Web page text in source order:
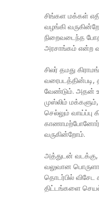
சிங்கள மக்கள்
வழங்கி
நிறைவடைந்த
அரசாங்கம் என்ற
சிலர் தமது
வரைபடத்தின்படி,
வேண்டும். அதன்
முஸ்லிம்
செல்லும்
காணாமற்போனோர்
வருகின்றோம்.
அத்துடன் வடக்கு,
வலுவான
தொடர்பில்
திட்டங்களை